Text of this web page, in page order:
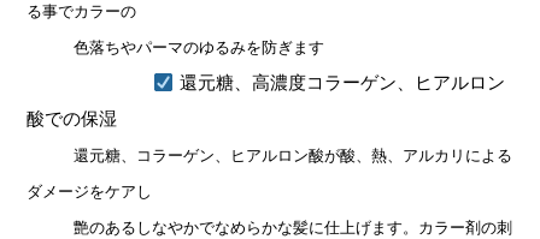
る事でカラーの
色落ちやパーマのゆるみを防ぎます
還元糖、高濃度コラーゲン、ヒアルロン
酸での保湿
還元糖、コラーゲン、ヒアルロン酸が酸、熱、アルカリによる
ダメージをケアし
艶のあるしなやかでなめらかな髪に仕上げます。カラー剤の刺